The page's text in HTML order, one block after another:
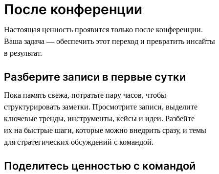
После конференции
Настоящая ценность проявится только после конференции.
Ваша задача — обеспечить этот переход и превратить инсайты
в результат.
Разберите записи в первые сутки
Пока память свежа, потратьте пару часов, чтобы
структурировать заметки. Просмотрите записи, выделите
ключевые тренды, инструменты, кейсы и идеи. Разбейте
их на быстрые шаги, которые можно внедрить сразу, и темы
для стратегических обсуждений с командой.
Поделитесь ценностью с командой